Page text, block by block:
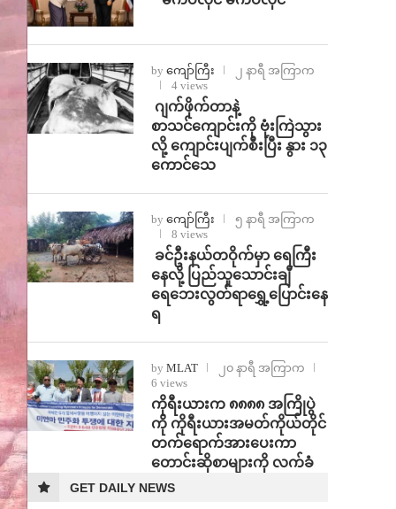
by ကျော်ကြီး
၂ နာရီ အကြာက
4 views
⁨⁩ ⁨ဂျက်ဖိုက်တာနဲ့
စာသင်ကျောင်းကို ဗုံးကြဲသွား
လို့ ကျောင်းပျက်စီးပြီး နွား ၁၃
ကောင်သေ
by ကျော်ကြီး
၅ နာရီ အကြာက
8 views
⁩ ⁨ခင်ဦးနယ်တဝိုက်မှာ ရေကြီး
နေလို့ ပြည်သူသောင်းချီ
ရေဘေးလွတ်ရာရွှေ့ပြောင်းနေ
ရ
by MLAT
၂၀ နာရီ အကြာက
6 views
ကိုရီးယားက ၈၈၈၈ အကြိုပွဲ
ကို ကိုရီးယားအမတ်ကိုယ်တိုင်
တက်ရောက်အားပေးကာ
တောင်းဆိုစာများကို လက်ခံ
GET DAILY NEWS